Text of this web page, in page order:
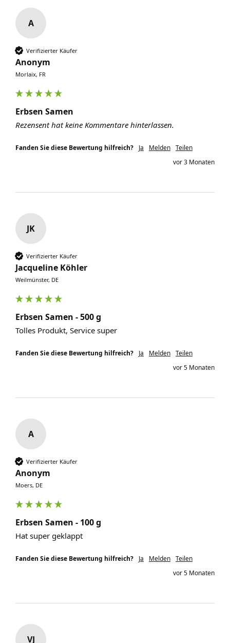
A
Verifizierter Käufer
Anonym
Morlaix, FR
Erbsen Samen
Rezensent hat keine Kommentare hinterlassen.
Fanden Sie diese Bewertung hilfreich? Ja Melden Teilen
vor 3 Monaten
JK
Verifizierter Käufer
Jacqueline Köhler
Weilmünster, DE
Erbsen Samen - 500 g
Tolles Produkt, Service super
Fanden Sie diese Bewertung hilfreich? Ja Melden Teilen
vor 5 Monaten
A
Verifizierter Käufer
Anonym
Moers, DE
Erbsen Samen - 100 g
Hat super geklappt
Fanden Sie diese Bewertung hilfreich? Ja Melden Teilen
vor 5 Monaten
VJ